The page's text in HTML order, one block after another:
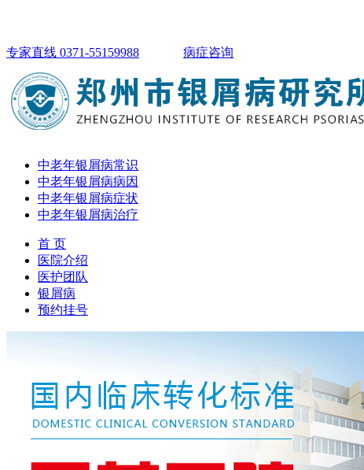
专家直线 0371-55159988 病症咨询
中老年银屑病常识
中老年银屑病病因
中老年银屑病症状
中老年银屑病治疗
首 页
医院介绍
医护团队
银屑病
预约挂号